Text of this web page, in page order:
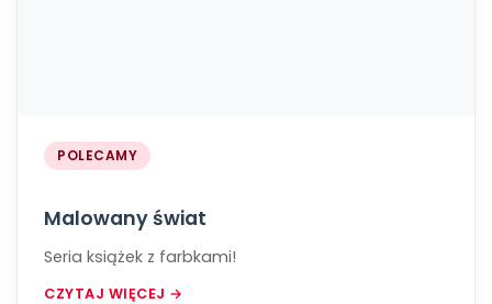
POLECAMY
Malowany świat
Seria książek z farbkami!
CZYTAJ WIĘCEJ →